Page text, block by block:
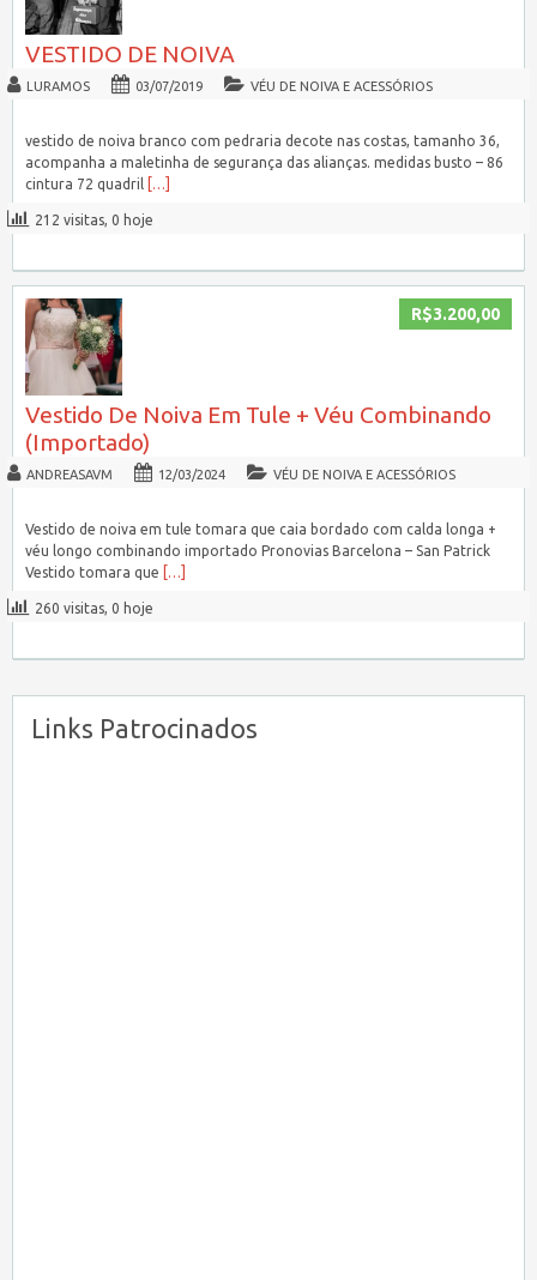
VESTIDO DE NOIVA
LURAMOS 03/07/2019 VÉU DE NOIVA E ACESSÓRIOS
vestido de noiva branco com pedraria decote nas costas, tamanho 36,
acompanha a maletinha de segurança das alianças. medidas busto – 86
cintura 72 quadril […]
212 visitas, 0 hoje
R$3.200,00
Vestido De Noiva Em Tule + Véu Combinando
(Importado)
ANDREASAVM 12/03/2024 VÉU DE NOIVA E ACESSÓRIOS
Vestido de noiva em tule tomara que caia bordado com calda longa +
véu longo combinando importado Pronovias Barcelona – San Patrick
Vestido tomara que […]
260 visitas, 0 hoje
Links Patrocinados